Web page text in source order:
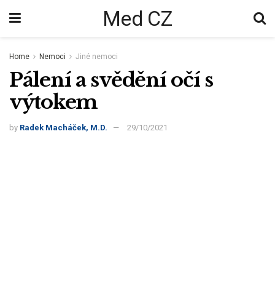
Med CZ
Home Nemoci Jiné nemoci
Pálení a svědění očí s
výtokem
by Radek Macháček, M.D. 29/10/2021